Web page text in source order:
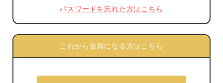
パスワードを忘れた方はこちら
これから会員になる方はこちら